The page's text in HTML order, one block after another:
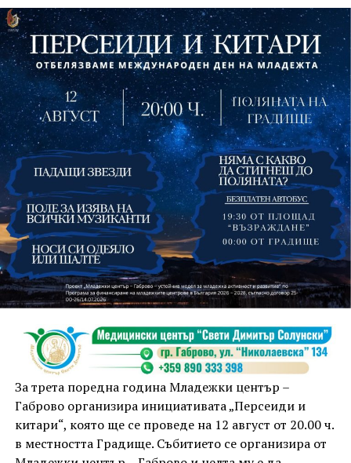
На 13 август организаторите са предвидили
занимания и за здрав дух, и за здраво тяло.
Инструкторката по пилатес и йога Йоанна Петрова
от FitLab ще се погрижи за добрия тонус с групова
тренировка от 19.00 ч., а след това ще има мозъчна
атака с куиз вечер за обща култура. Вечерта ще
приключи с прожекция на новия български
комедиен филм „Брънч за начинаещи“ – в парка,
под звездното дряновско небе.
За трета поредна година Младежки център –
Габрово организира инициативата „Персеиди и
китари“, която ще се проведе на 12 август от 20.00 ч.
в местността Градище. Събитието се организира от